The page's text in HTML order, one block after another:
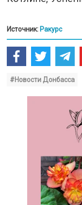
Источник: Ракурс
#Новости Донбасса